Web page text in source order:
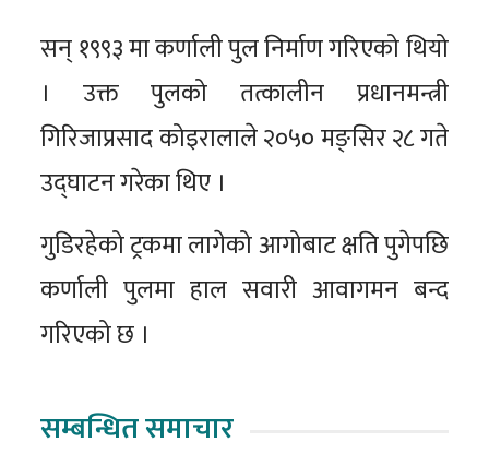
सन् १९९३ मा कर्णाली पुल निर्माण गरिएको थियो
। उक्त पुलको तत्कालीन प्रधानमन्त्री
गिरिजाप्रसाद कोइरालाले २०५० मङ्सिर २८ गते
उद्घाटन गरेका थिए ।
गुडिरहेको ट्रकमा लागेको आगोबाट क्षति पुगेपछि
कर्णाली पुलमा हाल सवारी आवागमन बन्द
गरिएको छ ।
सम्बन्धित समाचार